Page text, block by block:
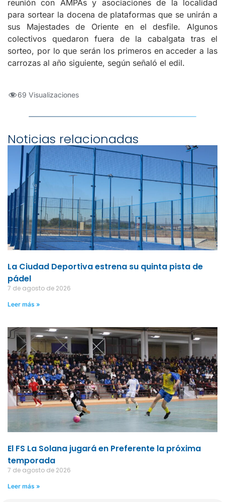
reunión con AMPAs y asociaciones de la localidad
para sortear la docena de plataformas que se unirán a
sus Majestades de Oriente en el desfile. Algunos
colectivos quedaron fuera de la cabalgata tras el
sorteo, por lo que serán los primeros en acceder a las
carrozas al año siguiente, según señaló el edil.
69 Visualizaciones
Noticias relacionadas
La Ciudad Deportiva estrena su quinta pista de
pádel
7 de agosto de 2026
Leer más »
El FS La Solana jugará en Preferente la próxima
temporada
7 de agosto de 2026
Leer más »